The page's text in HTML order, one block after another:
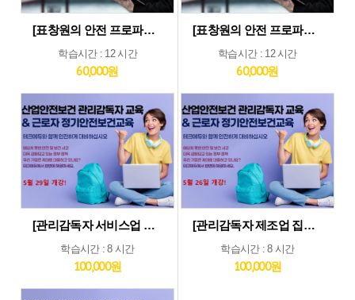
[표창원의 안전 프로파일링] 제조업 현장근로자 정기안전보건교육 (상반기)
학습시간 : 12 시간
60,000원
[표창원의 안전 프로파일링] 기타업 현장근로자 정기안전보건교육 (상반기)
학습시간 : 12 시간
60,000원
[관리감독자 서비스업 및 기타업 집체교육_5월29일] 기타업종 및 서비스업종 관리감독자 집체 교육...5월29일 개강
학습시간 : 8 시간
100,000원
[관리감독자 제조업 집체교육_5월26일] 제조업종 관리감독자 집체 교육...5월26일 개강
학습시간 : 8 시간
100,000원